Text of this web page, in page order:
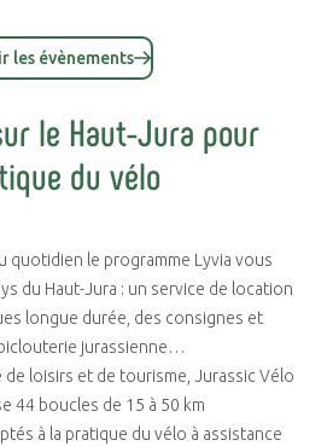
les évènements
le Haut-Jura pour
du vélo
quotidien le programme Lyvia vous
du Haut-Jura : un service de location
longue durée, des consignes et
jurassienne…
de loisirs et de tourisme, Jurassic Vélo
44 boucles de 15 à 50 km
à la pratique du vélo à assistance